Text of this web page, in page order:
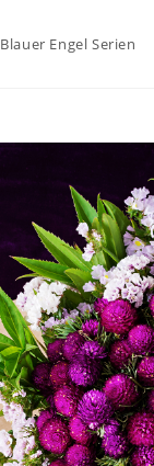
Blauer Engel Serien